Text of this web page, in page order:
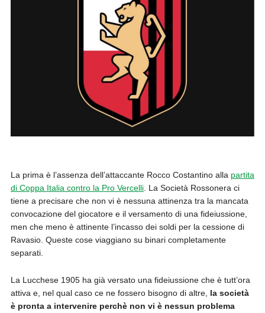
La prima è l’assenza dell’attaccante Rocco Costantino alla partita
di Coppa Italia contro la Pro Vercelli. La Società Rossonera ci
tiene a precisare che non vi è nessuna attinenza tra la mancata
convocazione del giocatore e il versamento di una fideiussione,
men che meno è attinente l’incasso dei soldi per la cessione di
Ravasio. Queste cose viaggiano su binari completamente
separati.
La Lucchese 1905 ha già versato una fideiussione che è tutt’ora
attiva e, nel qual caso ce ne fossero bisogno di altre, la società
è pronta a intervenire perchè non vi è nessun problema